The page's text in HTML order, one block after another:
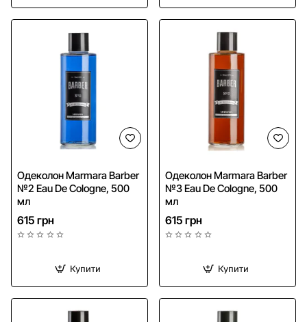
Одеколон Marmara Barber
№2 Eau De Cologne, 500
мл
615 грн
Купити
Одеколон Marmara Barber
№3 Eau De Cologne, 500
мл
615 грн
Купити